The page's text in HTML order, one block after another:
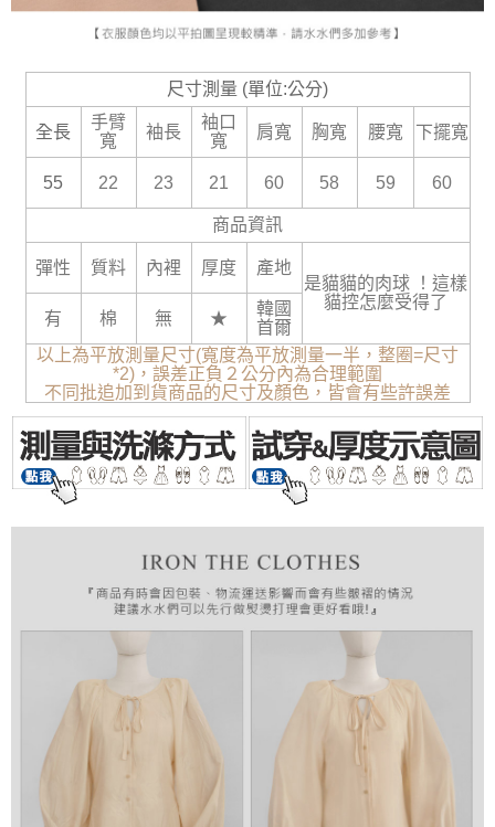
尺寸測量 (單位:公分)
全長
手臂
寬
袖長
袖口
寬
肩寬 胸寬 腰寬 下擺寬
55 22 23 21 60 58 59 60
商品資訊
彈性 質料 內裡 厚度
產地
是貓貓的肉球 ！這樣
貓控怎麼受得了
有
棉 無 ★
韓國
首爾
以上為平放測量尺寸(寬度為平放測量一半，整圈=尺寸
*2)，誤差正負２公分內為合理範圍
不同批追加到貨商品的尺寸及顏色，皆會有些許誤差